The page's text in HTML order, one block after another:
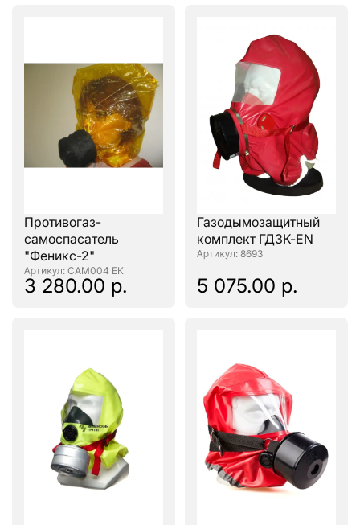
Противогаз-
самоспасатель
"Феникс-2"
: САМ004 ЕК
3 280.00 р.
Газодымозащитный
комплект ГДЗК-EN
: 8693
5 075.00 р.